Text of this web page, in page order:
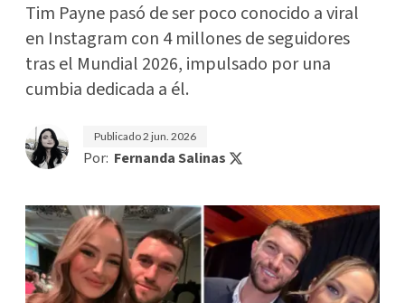
Tim Payne pasó de ser poco conocido a viral
en Instagram con 4 millones de seguidores
tras el Mundial 2026, impulsado por una
cumbia dedicada a él.
Publicado2 jun. 2026
Por: Fernanda Salinas